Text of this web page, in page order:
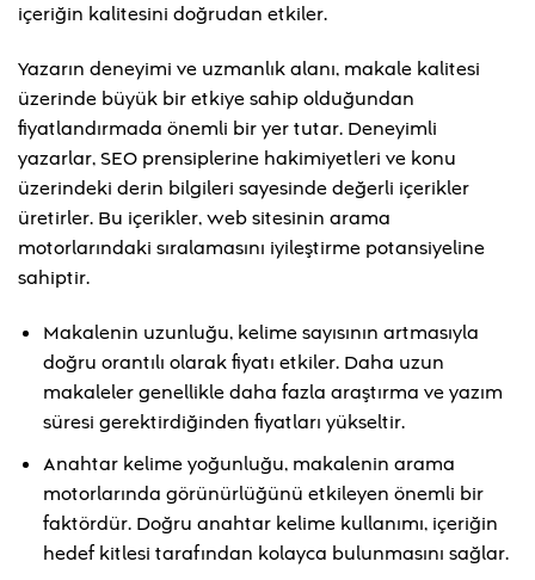
içeriğin kalitesini doğrudan etkiler.
Yazarın deneyimi ve uzmanlık alanı, makale kalitesi
üzerinde büyük bir etkiye sahip olduğundan
fiyatlandırmada önemli bir yer tutar. Deneyimli
yazarlar, SEO prensiplerine hakimiyetleri ve konu
üzerindeki derin bilgileri sayesinde değerli içerikler
üretirler. Bu içerikler, web sitesinin arama
motorlarındaki sıralamasını iyileştirme potansiyeline
sahiptir.
Makalenin uzunluğu, kelime sayısının artmasıyla
doğru orantılı olarak fiyatı etkiler. Daha uzun
makaleler genellikle daha fazla araştırma ve yazım
süresi gerektirdiğinden fiyatları yükseltir.
Anahtar kelime yoğunluğu, makalenin arama
motorlarında görünürlüğünü etkileyen önemli bir
faktördür. Doğru anahtar kelime kullanımı, içeriğin
hedef kitlesi tarafından kolayca bulunmasını sağlar.